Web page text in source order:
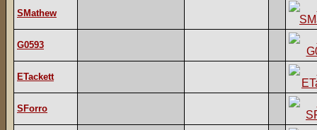
SMathew
G0593
ETackett
SForro